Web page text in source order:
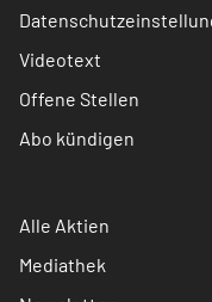
Videotext
Offene Stellen
Abo kündigen
Alle Aktien
Mediathek